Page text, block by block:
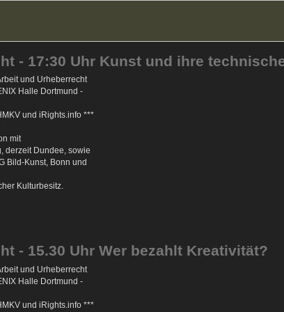
- 17:30 Uhr Kunst und ihre
und Urheberrecht
Halle Dortmund -
und iRights.info ***
mit
derzeit Dundee, sowie
Bild-Kunst, Bonn und
Kulturbesitz.
- 15.30 Uhr Wer bezahlt Kreativität?
und Urheberrecht
Halle Dortmund -
und iRights.info ***